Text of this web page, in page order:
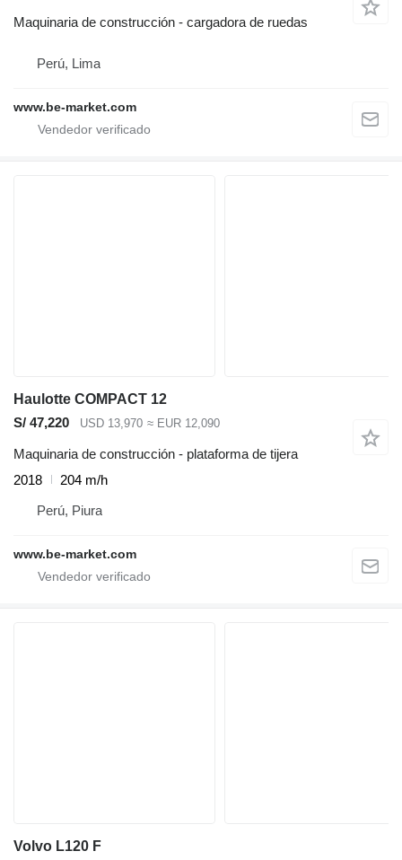
Maquinaria de construcción - cargadora de ruedas
Perú, Lima
www.be-market.com
Haulotte COMPACT 12
S/ 47,220
USD 13,970 ≈ EUR 12,090
Maquinaria de construcción - plataforma de tijera
2018
204 m/h
Perú, Piura
www.be-market.com
Volvo L120 F